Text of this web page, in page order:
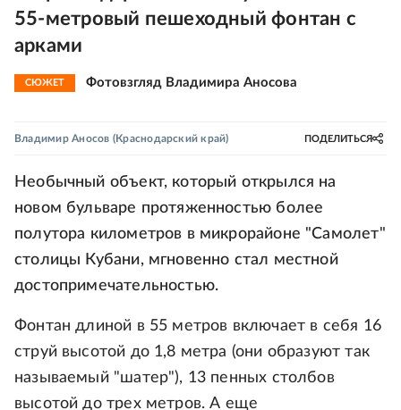
55-метровый пешеходный фонтан с
арками
СЮЖЕТ Фотовзгляд Владимира Аносова
Владимир Аносов (Краснодарский край) ПОДЕЛИТЬСЯ
Необычный объект, который открылся на
новом бульваре протяженностью более
полутора километров в микрорайоне "Самолет"
столицы Кубани, мгновенно стал местной
достопримечательностью.
Фонтан длиной в 55 метров включает в себя 16
струй высотой до 1,8 метра (они образуют так
называемый "шатер"), 13 пенных столбов
высотой до трех метров. А еще